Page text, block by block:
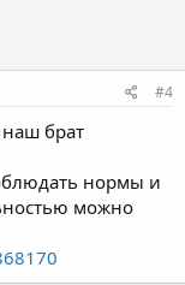
#4
брат
нормы и
можно